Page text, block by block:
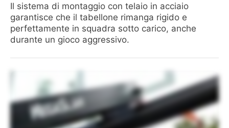
Il sistema di montaggio con telaio in acciaio
garantisce che il tabellone rimanga rigido e
perfettamente in squadra sotto carico, anche
durante un gioco aggressivo.